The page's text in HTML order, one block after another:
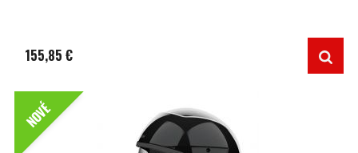
155,85 €
NOVÉ